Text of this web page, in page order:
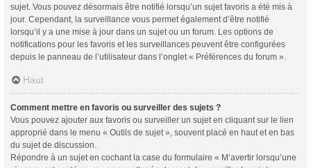
sujet. Vous pouvez désormais être notifié lorsqu’un sujet favoris a été mis à
jour. Cependant, la surveillance vous permet également d’être notifié
lorsqu’il y a une mise à jour dans un sujet ou un forum. Les options de
notifications pour les favoris et les surveillances peuvent être configurées
depuis le panneau de l’utilisateur dans l’onglet « Préférences du forum ».
Haut
Comment mettre en favoris ou surveiller des sujets ?
Vous pouvez ajouter aux favoris ou surveiller un sujet en cliquant sur le lien
approprié dans le menu « Outils de sujet », souvent placé en haut et en bas
du sujet de discussion.
Répondre à un sujet en cochant la case du formulaire « M’avertir lorsqu’une